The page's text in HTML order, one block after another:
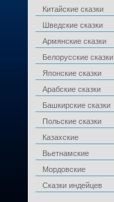
Китайские сказки
Шведские сказки
Армянские сказки
Белорусские сказки
Японские сказки
Арабские сказки
Башкирские сказки
Польские сказки
Казахские
Вьетнамские
Мордовские
Сказки индейцев